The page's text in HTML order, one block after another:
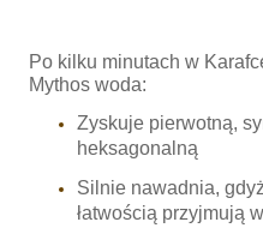
Po kilku minutach w
Mythos woda:
Zyskuje pierwotną,
heksagonalną
Silnie nawadnia,
łatwością przyjmują